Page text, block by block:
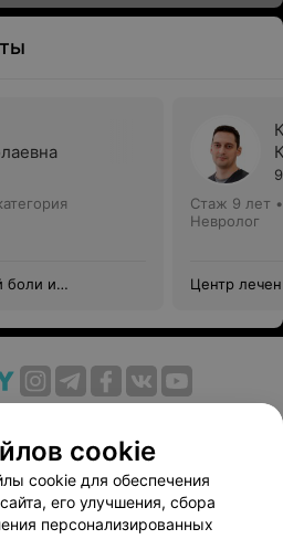
боли и
Стаж 9 лет
Невролог
Центр
Публичный договор
Способы оплаты
Партнеры
103.by
cookie
cookie для обеспечения
его улучшения, сбора
персонализированных